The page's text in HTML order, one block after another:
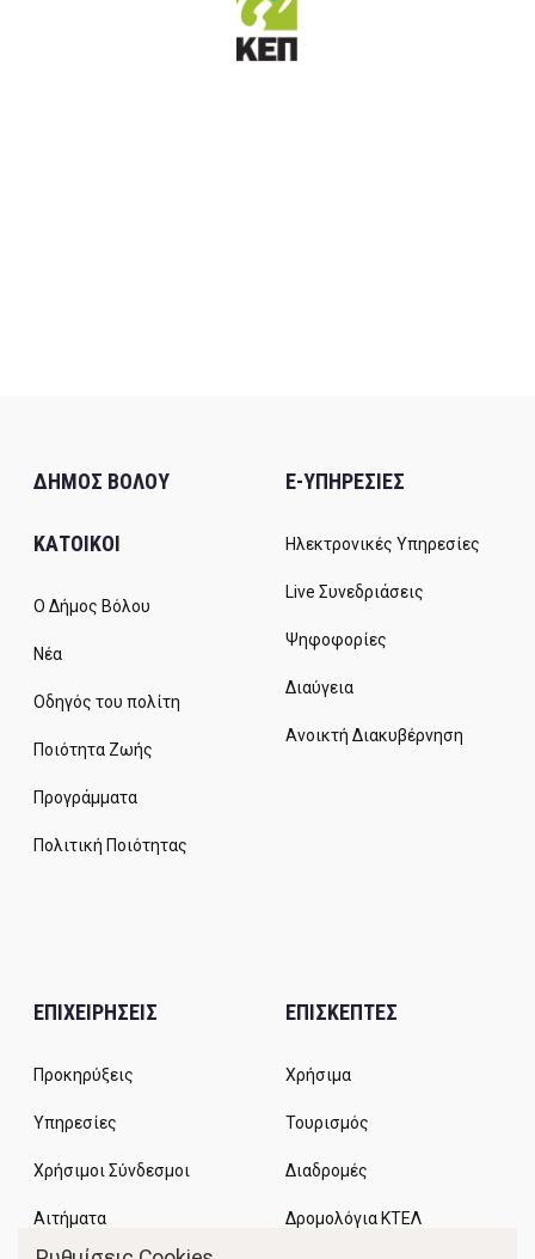
ΔΗΜΟΣ ΒΟΛΟΥ
ΚΑΤΟΙΚΟΙ
Ο Δήμος Βόλου
Νέα
Οδηγός του πολίτη
Ποιότητα Ζωής
Προγράμματα
Πολιτική Ποιότητας
E-ΥΠΗΡΕΣΙΕΣ
Ηλεκτρονικές Υπηρεσίες
Live Συνεδριάσεις
Ψηφοφορίες
Διαύγεια
Ανοικτή Διακυβέρνηση
ΕΠΙΧΕΙΡΗΣΕΙΣ
Προκηρύξεις
Υπηρεσίες
Χρήσιμοι Σύνδεσμοι
Αιτήματα
ΕΠΙΣΚΕΠΤΕΣ
Χρήσιμα
Τουρισμός
Διαδρομές
Δρομολόγια ΚΤΕΛ